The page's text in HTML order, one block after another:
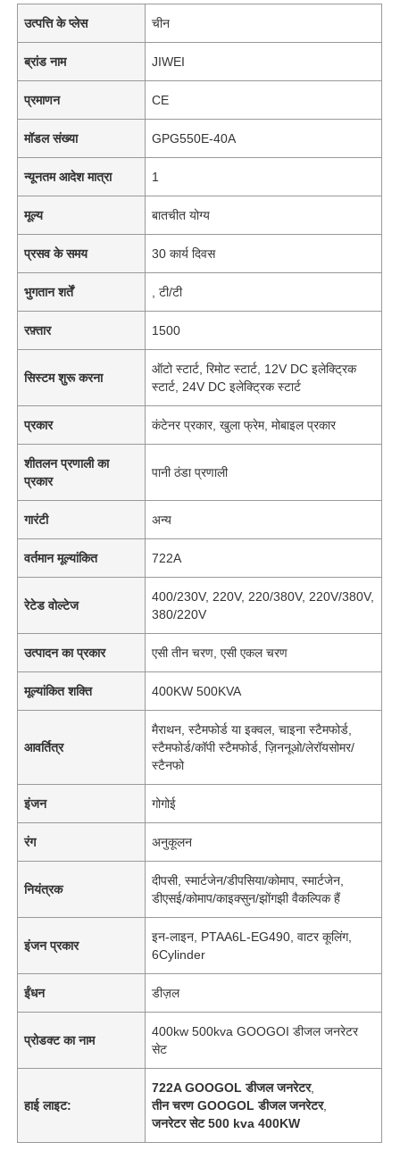
उत्पत्ति के प्लेस चीन
ब्रांड नाम JIWEI
प्रमाणन CE
मॉडल संख्या GPG550E-40A
न्यूनतम आदेश मात्रा 1
मूल्य बातचीत योग्य
प्रसव के समय 30 कार्य दिवस
भुगतान शर्तें , टी/टी
रफ़्तार 1500
सिस्टम शुरू करना
ऑटो स्टार्ट, रिमोट स्टार्ट, 12V DC इलेक्ट्रिक
स्टार्ट, 24V DC इलेक्ट्रिक स्टार्ट
प्रकार कंटेनर प्रकार, खुला फ्रेम, मोबाइल प्रकार
शीतलन प्रणाली का
प्रकार
पानी ठंडा प्रणाली
गारंटी अन्य
वर्तमान मूल्यांकित 722A
रेटेड वोल्टेज
400/230V, 220V, 220/380V, 220V/380V,
380/220V
उत्पादन का प्रकार एसी तीन चरण, एसी एकल चरण
मूल्यांकित शक्ति 400KW 500KVA
आवर्तित्र
मैराथन, स्टैमफोर्ड या इक्वल, चाइना स्टैमफोर्ड,
स्टैमफोर्ड/कॉपी स्टैमफोर्ड, ज़िननूओ/लेरॉयसोमर/
स्टैनफो
इंजन गोगोई
रंग अनुकूलन
नियंत्रक
दीपसी, स्मार्टजेन/डीपसिया/कोमाप, स्मार्टजेन,
डीएसई/कोमाप/काइक्सुन/झोंगझी वैकल्पिक हैं
इंजन प्रकार
इन-लाइन, PTAA6L-EG490, वाटर कूलिंग,
6Cylinder
ईंधन डीज़ल
प्रोडक्ट का नाम
400kw 500kva GOOGOI डीजल जनरेटर
सेट
हाई लाइट:
722A GOOGOL डीजल जनरेटर,
तीन चरण GOOGOL डीजल जनरेटर,
जनरेटर सेट 500 kva 400KW